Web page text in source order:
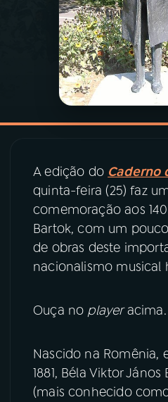
ÚLTIMAS
PRÊMIO RÁDIO MEC
YouTube
TikTok
A edição do Caderno
quinta-feira (25) faz
comemoração aos
Bartok, com um
de obras deste
nacionalismo musical
Ouça no playeracima.
Nascido na Romênia,
1881, Béla Viktor
(mais conhecido